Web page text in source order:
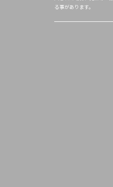
る事があります。